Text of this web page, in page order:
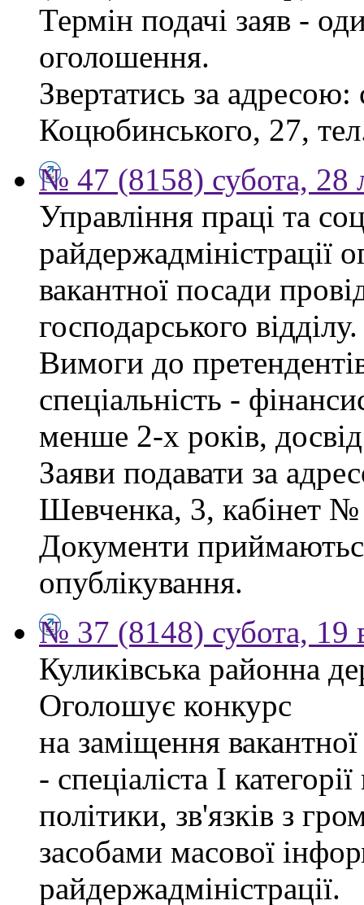
Термін подачі заяв -
оголошення.
Звертатись за адресою:
Коцюбинського, 27,
№ 47 (8158) субота, 28
Управління праці та
райдержадміністрації
вакантної посади
господарського відділу.
Вимоги до
спеціальність -
менше 2-х років,
Заяви подавати за
Шевченка, 3, кабінет
Документи
опублікування.
№ 37 (8148) субота, 19
Куликівська районна
Оголошує конкурс
на заміщення
- спеціаліста І
політики, зв'язків з
засобами масової
райдержадміністрації.